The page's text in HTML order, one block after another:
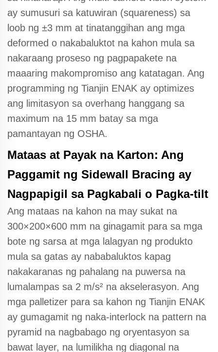
ay sumusuri sa katuwiran (squareness) sa
loob ng ±3 mm at tinatanggihan ang mga
deformed o nakabaluktot na kahon mula sa
nakaraang proseso ng pagpapakete na
maaaring makompromiso ang katatagan. Ang
programming ng Tianjin ENAK ay optimizes
ang limitasyon sa overhang hanggang sa
maximum na 15 mm batay sa mga
pamantayan ng OSHA.
Mataas at Payak na Karton: Ang
Paggamit ng Sidewall Bracing ay
Nagpapigil sa Pagkabali o Pagka-tilt
Ang mataas na kahon na may sukat na
300×200×600 mm na ginagamit para sa mga
bote ng sarsa at mga lalagyan ng produkto
mula sa gatas ay nababaluktos kapag
nakakaranas ng pahalang na puwersa na
lumalampas sa 2 m/s² na akselerasyon. Ang
mga palletizer para sa kahon ng Tianjin ENAK
ay gumagamit ng naka-interlock na pattern na
pyramid na nagbabago ng oryentasyon sa
bawat layer, na lumilikha ng diagonal na